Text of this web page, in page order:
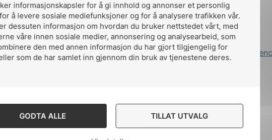
informasjonskapsler for å gi innhold og annonser et personlig
å levere sosiale mediefunksjoner og for å analysere trafikken vår.
dessuten informasjon om hvordan du bruker nettstedet vårt, med
våre innen sosiale medier, annonsering og analysearbeid, som
den med annen informasjon du har gjort tilgjengelig for
som de har samlet inn gjennom din bruk av tjenestene deres.
GODTA ALLE TILLAT UTVALG
Designed and developed by Stem